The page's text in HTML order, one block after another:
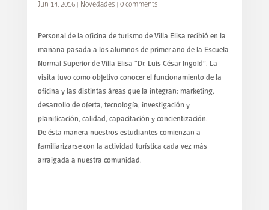
Jun 14, 2016| Novedades| 0 comments
Personal de la oficina de turismo de Villa Elisa recibió en la
mañana pasada a los alumnos de primer año de la Escuela
Normal Superior de Villa Elisa “Dr. Luis César Ingold”. La
visita tuvo como objetivo conocer el funcionamiento de la
oficina y las distintas áreas que la integran: marketing,
desarrollo de oferta, tecnología, investigación y
planificación, calidad, capacitación y concientización.
De ésta manera nuestros estudiantes comienzan a
familiarizarse con la actividad turística cada vez más
arraigada a nuestra comunidad.